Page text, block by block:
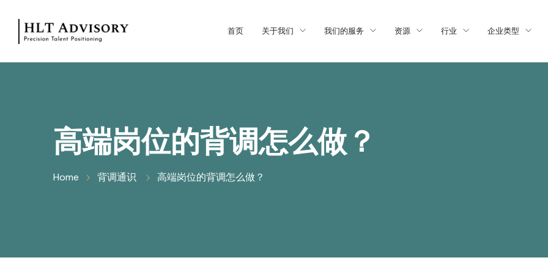
首页 关于我们 我们的服务 资源 行业 企业类型
高端岗位的背调怎么做？
Home 背调通识 高端岗位的背调怎么做？